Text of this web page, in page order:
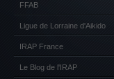
FFAB
Ligue de Lorraine d'Aikido
IRAP France
Le Blog de l'IRAP